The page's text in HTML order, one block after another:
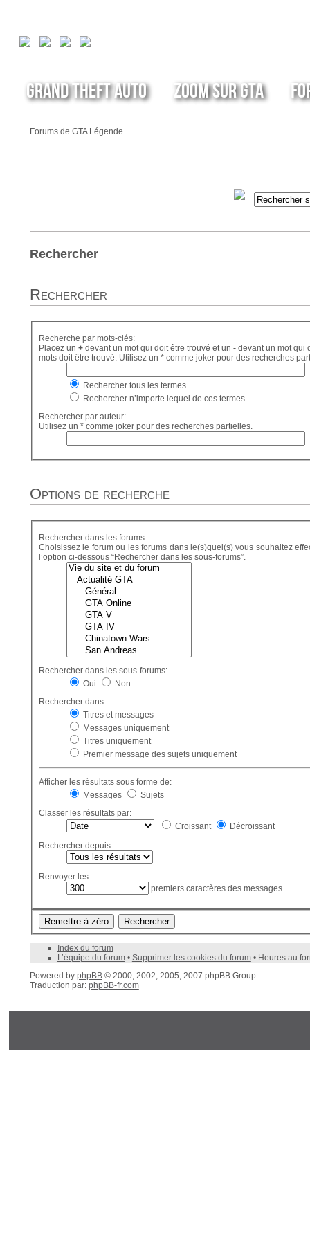
Grand Theft Auto Zoom sur GTA
Forums de GTA Légende
Rechercher
Rechercher
Recherche par mots-clés:
Placez un +devant un mot qui doit être trouvé et un -devant un mot qui
mots doit être trouvé. Utilisez un * comme joker pour des recherches
Rechercher tous les termes
Rechercher n’importe lequel de ces termes
Rechercher par auteur:
Utilisez un * comme joker pour des recherches partielles.
Options de recherche
Rechercher dans les forums:
Choisissez le forum ou les forums dans le(s)quel(s) vous souhaitez
l’option ci-dessous “Rechercher dans les sous-forums”.
Rechercher dans les sous-forums:
Oui
Non
Rechercher dans:
Titres et messages
Messages uniquement
Titres uniquement
Premier message des sujets uniquement
Afficher les résultats sous forme de:
Messages
Sujets
Classer les résultats par:
Croissant
Décroissant
Rechercher depuis:
Renvoyer les:
premiers caractères des messages
Index du forum
L’équipe du forum• Supprimer les cookies du forum• Heures au
Powered by phpBB© 2000, 2002, 2005, 2007 phpBB Group
Traduction par: phpBB-fr.com